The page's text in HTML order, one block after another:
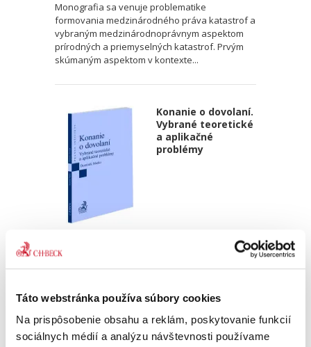
Táto webstránka používa súbory cookies
Na prispôsobenie obsahu a reklám, poskytovanie funkcií
sociálnych médií a analýzu návštevnosti používame
Monografia sa venuje problematike
formovania medzinárodného práva katastrof a
vybraným medzinárodnoprávnym aspektom
prírodných a priemyselných katastrof. Prvým
skúmaným aspektom v kontexte...
Konanie o dovolaní.
Vybrané teoretické
a aplikačné
problémy
16,00 €
15,24 €bez DPH
Kniha ponúka čitateľom výklad právnej úpravy
dovolacieho konania v civilnom sporovom
konaní s osobitným zameraním sa na vybrané
oblasti, ktoré vyvolávajú otázky. Pracuje pritom